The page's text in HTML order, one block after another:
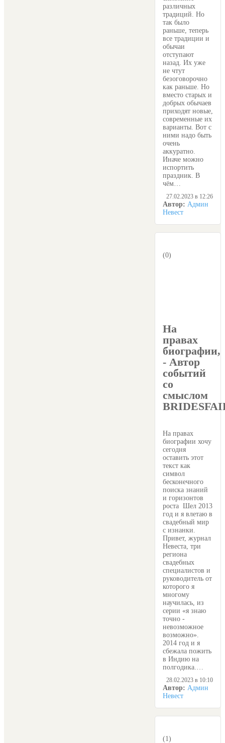
различных
традиций. Но
так было
раньше, теперь
все традиции и
обычаи
отступают
назад. Их уже
не чтут
безоговорочно
как раньше. Но
вместо старых и
добрых обычаев
приходят новые,
современные их
варианты. Вот с
ними надо быть
очень
аккуратно.
Иначе можно
испортить
праздник. В
чём…
27.02.2023 в 12:26
Автор: Админ
Невест
На
правах
биографии,
- Автор
событий
со
смыслом
(0)
На правах
биографии хочу
сегодня
оставить этот
текст как
символ
бесконечного
поиска знаний
и горизонтов
роста Шел 2013
год и я влетаю в
свадебный мир
с изнанки.
Привет, журнал
Невеста, три
региона
свадебных
специалистов и
руководитель от
которого я
многому
научилась, из
серии «я знаю
точно -
невозможное
возможно».
2014 год и я
сбежала пожить
в Индию на
полгодика.…
28.02.2023 в 10:10
Автор: Админ
Невест
(1)